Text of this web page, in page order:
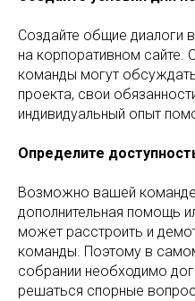
Создайте общие диалоги
на корпоративном
команды могут
проекта, свои
индивидуальный опыт
Определите
Возможно вашей команде
дополнительная помощь
может расстроить и
команды. Поэтому в
собрании необходимо
решаться спорные